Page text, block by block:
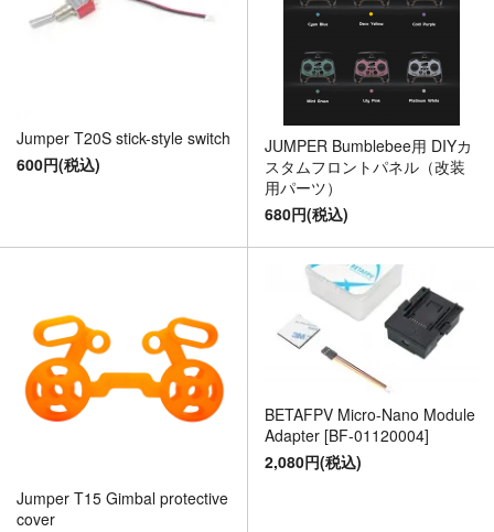
Jumper T20S stick-style switch
600円(税込)
JUMPER Bumblebee用 DIYカ
スタムフロントパネル（改装
用パーツ）
680円(税込)
Jumper T15 Gimbal protective
cover
BETAFPV Micro-Nano Module
Adapter [BF-01120004]
2,080円(税込)